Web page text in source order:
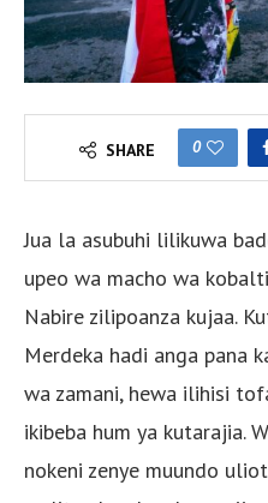
SHARE 0
Jua la asubuhi lilikuwa
upeo wa macho wa
Nabire zilipoanza kujaa.
Merdeka hadi anga pana
wa zamani, hewa ilihisi
ikibeba hum ya kutarajia.
nokeni zenye muundo